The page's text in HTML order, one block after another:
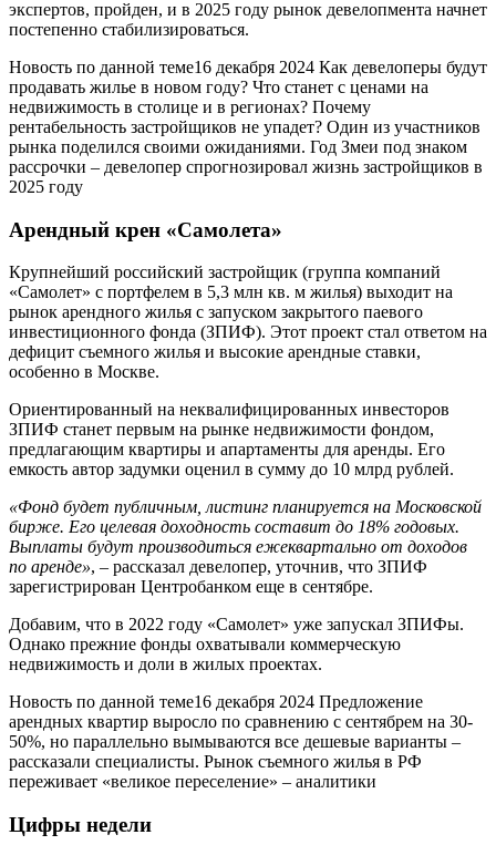
экспертов, пройден, и в 2025 году рынок девелопмента начнет
постепенно стабилизироваться.
Новость по данной теме16 декабря 2024 Как девелоперы будут
продавать жилье в новом году? Что станет с ценами на
недвижимость в столице и в регионах? Почему
рентабельность застройщиков не упадет? Один из участников
рынка поделился своими ожиданиями. Год Змеи под знаком
рассрочки – девелопер спрогнозировал жизнь застройщиков в
2025 году
Арендный крен «Самолета»
Крупнейший российский застройщик (группа компаний
«Самолет» с портфелем в 5,3 млн кв. м жилья) выходит на
рынок арендного жилья с запуском закрытого паевого
инвестиционного фонда (ЗПИФ). Этот проект стал ответом на
дефицит съемного жилья и высокие арендные ставки,
особенно в Москве.
Ориентированный на неквалифицированных инвесторов
ЗПИФ станет первым на рынке недвижимости фондом,
предлагающим квартиры и апартаменты для аренды. Его
емкость автор задумки оценил в сумму до 10 млрд рублей.
«Фонд будет публичным, листинг планируется на Московской
бирже. Его целевая доходность составит до 18% годовых.
Выплаты будут производиться ежеквартально от доходов
по аренде», – рассказал девелопер, уточнив, что ЗПИФ
зарегистрирован Центробанком еще в сентябре.
Добавим, что в 2022 году «Самолет» уже запускал ЗПИФы.
Однако прежние фонды охватывали коммерческую
недвижимость и доли в жилых проектах.
Новость по данной теме16 декабря 2024 Предложение
арендных квартир выросло по сравнению с сентябрем на 30-
50%, но параллельно вымываются все дешевые варианты –
рассказали специалисты. Рынок съемного жилья в РФ
переживает «великое переселение» – аналитики
Цифры недели